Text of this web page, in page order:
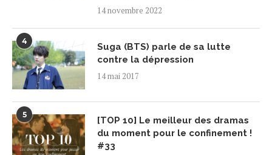
14 novembre 2022
4
Suga (BTS) parle de sa lutte
contre la dépression
14 mai 2017
5
[TOP 10] Le meilleur des dramas
du moment pour le confinement !
#33